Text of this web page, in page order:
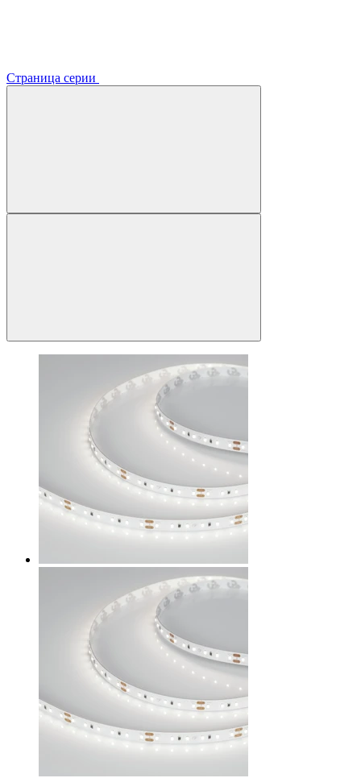
Страница серии